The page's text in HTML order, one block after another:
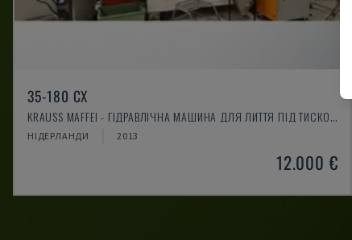
35-180 CX
KRAUSS MAFFEI - ГІДРАВЛІЧНА МАШИНА ДЛЯ ЛИТТЯ ПІД ТИСКОМ
НІДЕРЛАНДИ 2013
12.000 €